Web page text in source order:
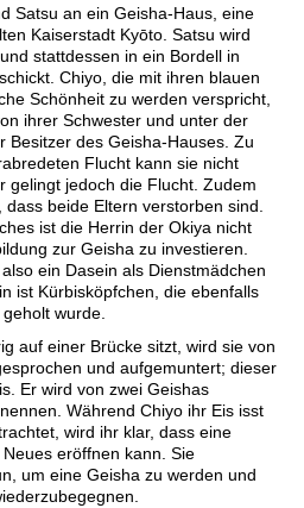
Satsu an ein Geisha-Haus, eine
Kaiserstadt Kyōto. Satsu wird
stattdessen in ein Bordell in
Chiyo, die mit ihren blauen
Schönheit zu werden verspricht,
ihrer Schwester und unter der
Besitzer des Geisha-Hauses. Zu
Flucht kann sie nicht
gelingt jedoch die Flucht. Zudem
beide Eltern verstorben sind.
ist die Herrin der Okiya nicht
zur Geisha zu investieren.
ein Dasein als Dienstmädchen
ist Kürbisköpfchen, die ebenfalls
wurde.
auf einer Brücke sitzt, wird sie von
und aufgemuntert; dieser
Er wird von zwei Geishas
Während Chiyo ihr Eis isst
wird ihr klar, dass eine
eröffnen kann. Sie
um eine Geisha zu werden und